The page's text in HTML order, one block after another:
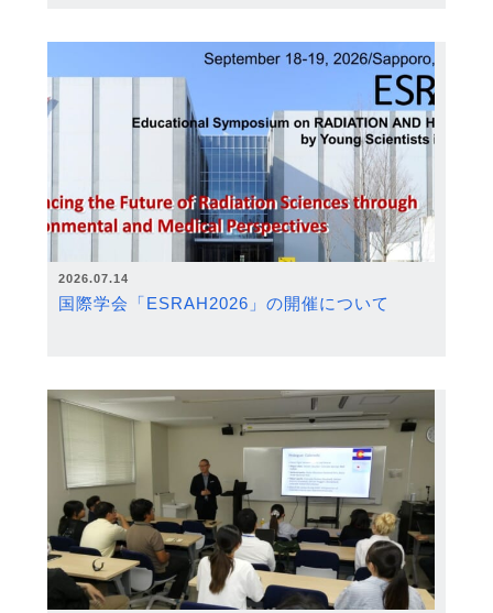
2026.07.14
国際学会「ESRAH2026」の開催について